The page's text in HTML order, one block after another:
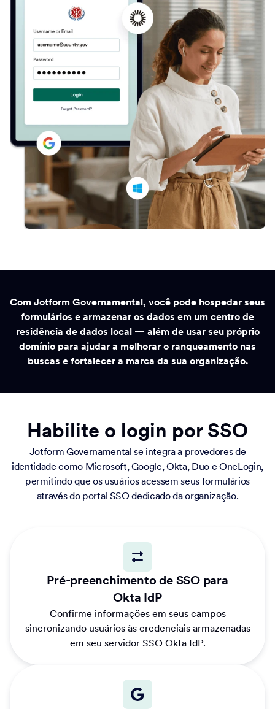
Com Jotform Governamental, você pode hospedar seus
formulários e armazenar os dados em um centro de
residência de dados local — além de usar seu próprio
domínio para ajudar a melhorar o ranqueamento nas
buscas e fortalecer a marca da sua organização.
Habilite o login por SSO
Jotform Governamental se integra a provedores de
identidade como Microsoft, Google, Okta, Duo e OneLogin,
permitindo que os usuários acessem seus formulários
através do portal SSO dedicado da organização.
Pré-preenchimento de SSO para
Okta IdP
Confirme informações em seus campos
sincronizando usuários às credenciais armazenadas
em seu servidor SSO Okta IdP.